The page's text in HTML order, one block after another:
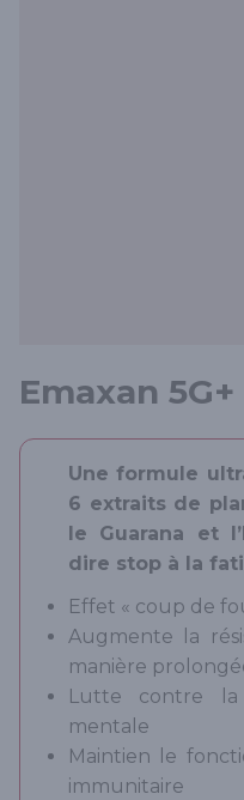
Emaxan 5G+
Une formule
6 extraits de
le Guarana et
dire stop à la
Effet « coup de
Augmente la
manière
Lutte contre
mentale
Maintien le
immunitaire